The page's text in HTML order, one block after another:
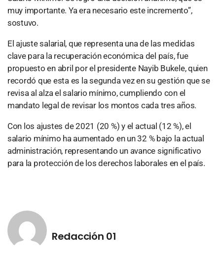
muy importante. Ya era necesario este incremento”,
sostuvo.
El ajuste salarial, que representa una de las medidas
clave para la recuperación económica del país, fue
propuesto en abril por el presidente Nayib Bukele, quien
recordó que esta es la segunda vez en su gestión que se
revisa al alza el salario mínimo, cumpliendo con el
mandato legal de revisar los montos cada tres años.
Con los ajustes de 2021 (20 %) y el actual (12 %), el
salario mínimo ha aumentado en un 32 % bajo la actual
administración, representando un avance significativo
para la protección de los derechos laborales en el país.
Redacción 01